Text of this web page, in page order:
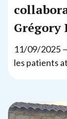
Grégory
11/09/2025
les patients